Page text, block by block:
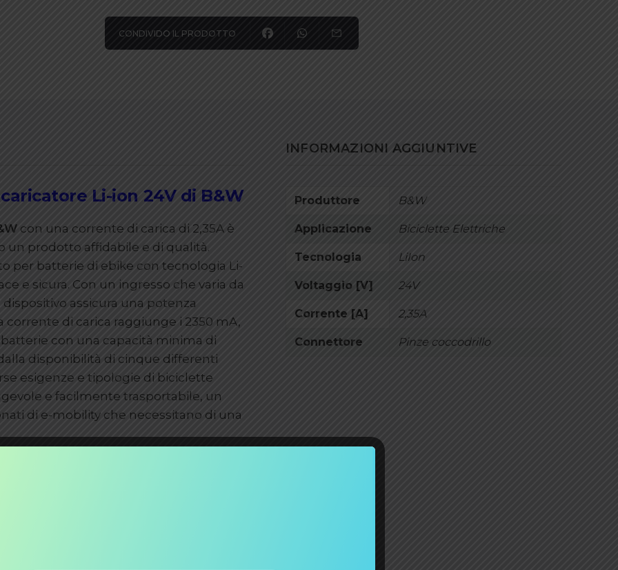
CONDIVIDO IL PRODOTTO
Li-ion 24V di B&W
con una corrente di carica di 2,35A è
un prodotto affidabile e di qualità.
per batterie di ebike con tecnologia Li-
e sicura. Con un ingresso che varia da
dispositivo assicura una potenza
corrente di carica raggiunge i 2350 mA,
con una capacità minima di
disponibilità di cinque differenti
esigenze e tipologie di biciclette
e facilmente trasportabile, un
di e-mobility che necessitano di una
batterie Li-ion da 24V di
di ricarica si distingue per
tempo. L’utilizzo di un caricabatterie
e efficienza nella ricarica, ma
INFORMAZIONI AGGIUNTIVE
Produttore B&W
Applicazione Biciclette Elettriche
Tecnologia LiIon
Voltaggio [V] 24V
Corrente [A] 2,35A
Connettore Pinze coccodrillo